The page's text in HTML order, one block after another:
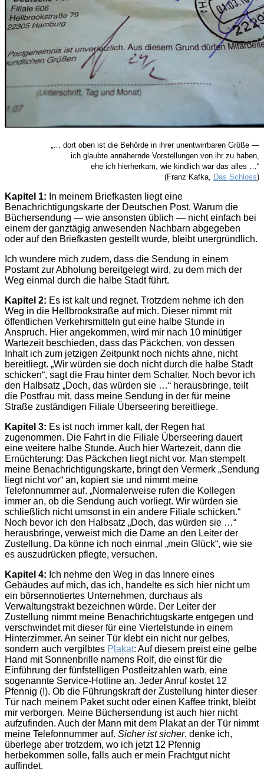
„… dort oben ist die Behörde in ihrer unentwirrbaren Größe —
ich glaubte annähernde Vorstellungen von ihr zu haben,
ehe ich hierherkam, wie kindlich war das alles …“
(Franz Kafka, Das Schloss)
Kapitel 1: In meinem Briefkasten liegt eine
Benachrichtigungskarte der Deutschen Post. Warum die
Büchersendung — wie ansonsten üblich — nicht einfach bei
einem der ganztägig anwesenden Nachbarn abgegeben
oder auf den Briefkasten gestellt wurde, bleibt unergründlich.
Ich wundere mich zudem, dass die Sendung in einem
Postamt zur Abholung bereitgelegt wird, zu dem mich der
Weg einmal durch die halbe Stadt führt.
Kapitel 2: Es ist kalt und regnet. Trotzdem nehme ich den
Weg in die Hellbrookstraße auf mich. Dieser nimmt mit
öffentlichen Verkehrsmitteln gut eine halbe Stunde in
Anspruch. Hier angekommen, wird mir nach 10 minütiger
Wartezeit beschieden, dass das Päckchen, von dessen
Inhalt ich zum jetzigen Zeitpunkt noch nichts ahne, nicht
bereitliegt. „Wir würden sie doch nicht durch die halbe Stadt
schicken“, sagt die Frau hinter dem Schalter. Noch bevor ich
den Halbsatz „Doch, das würden sie …“ herausbringe, teilt
die Postfrau mit, dass meine Sendung in der für meine
Straße zuständigen Filiale Überseering bereitliege.
Kapitel 3: Es ist noch immer kalt, der Regen hat
zugenommen. Die Fahrt in die Filiale Überseering dauert
eine weitere halbe Stunde. Auch hier Wartezeit, dann die
Ernüchterung: Das Päckchen liegt nicht vor. Man stempelt
meine Benachrichtigungskarte, bringt den Vermerk „Sendung
liegt nicht vor“ an, kopiert sie und nimmt meine
Telefonnummer auf. „Normalerweise rufen die Kollegen
immer an, ob die Sendung auch vorliegt. Wir würden sie
schließlich nicht umsonst in ein andere Filiale schicken.“
Noch bevor ich den Halbsatz „Doch, das würden sie …“
herausbringe, verweist mich die Dame an den Leiter der
Zustellung. Da könne ich noch einmal „mein Glück“, wie sie
es auszudrücken pflegte, versuchen.
Kapitel 4: Ich nehme den Weg in das Innere eines
Gebäudes auf mich, das ich, handelte es sich hier nicht um
ein börsennotiertes Unternehmen, durchaus als
Verwaltungstrakt bezeichnen würde. Der Leiter der
Zustellung nimmt meine Benachrichtugskarte entgegen und
verschwindet mit dieser für eine Viertelstunde in einem
Hinterzimmer. An seiner Tür klebt ein nicht nur gelbes,
sondern auch vergilbtes Plakat: Auf diesem preist eine gelbe
Hand mit Sonnenbrille namens Rolf, die einst für die
Einführung der fünfstelligen Postleitzahlen warb, eine
sogenannte Service-Hotline an. Jeder Anruf kostet 12
Pfennig (!). Ob die Führungskraft der Zustellung hinter dieser
Tür nach meinem Paket sucht oder einen Kaffee trinkt, bleibt
mir verborgen. Meine Büchersendung ist auch hier nicht
aufzufinden. Auch der Mann mit dem Plakat an der Tür nimmt
meine Telefonnummer auf. Sicher ist sicher, denke ich,
überlege aber trotzdem, wo ich jetzt 12 Pfennig
herbekommen solle, falls auch er mein Frachtgut nicht
auffindet.